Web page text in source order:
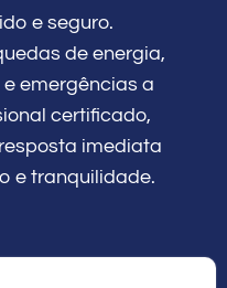
e seguro.
de energia,
emergências a
certificado,
imediata
e tranquilidade.